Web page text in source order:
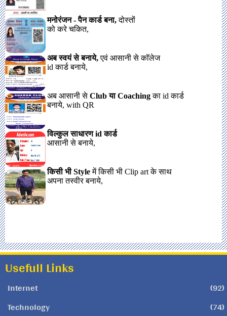
Usefull Links
Internet
(92)
Technology
(74)